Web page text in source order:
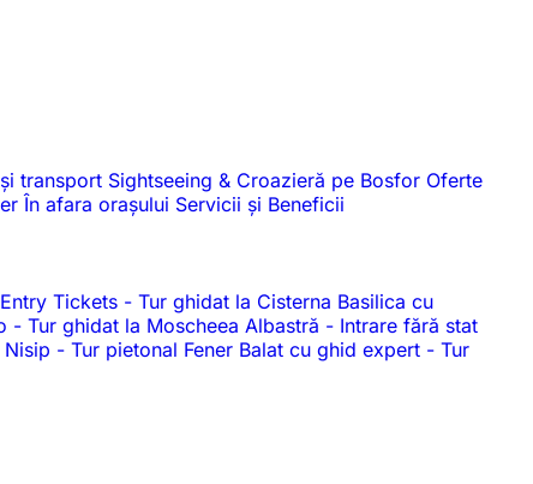
transport Sightseeing & Croazieră pe Bosfor Oferte
În afara orașului Servicii și Beneficii
Tickets - Tur ghidat la Cisterna Basilica cu
- Tur ghidat la Moscheea Albastră - Intrare fără stat
- Tur pietonal Fener Balat cu ghid expert - Tur